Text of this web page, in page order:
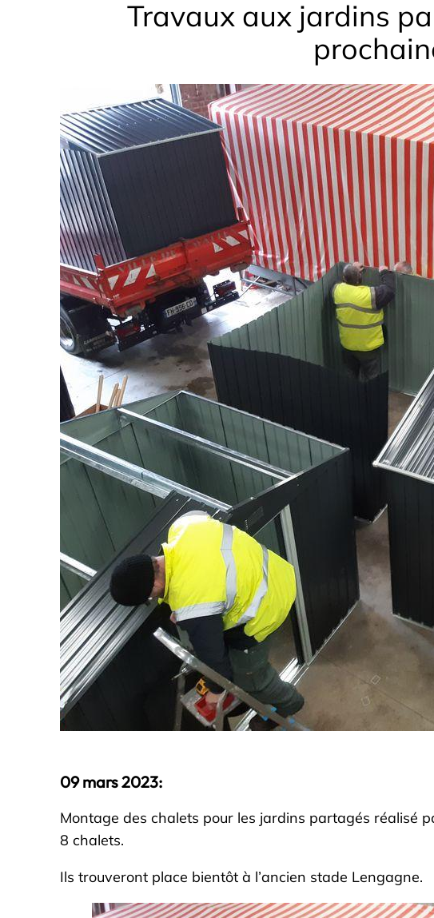
Travaux aux jardins
09 mars 2023:
Montage des chalets pour les jardins partagés réalisé
8 chalets.
Ils trouveront place bientôt à l’ancien stade Lengagne.